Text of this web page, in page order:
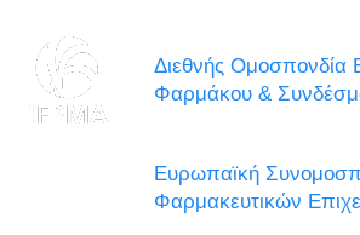
Διεθνής Ομοσπονδία
Φαρμάκου &
Ευρωπαϊκή
Φαρμακευτικών